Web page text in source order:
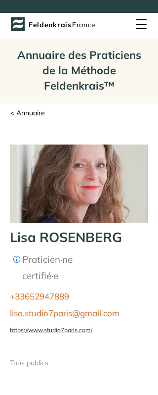
FeldenkraisFrance
Annuaire des Praticiens
de la Méthode
Feldenkrais™
< Annuaire
Lisa ROSENBERG
Praticien·ne
certifié·e
+33652947889
lisa.studio7paris@gmail.com
https://www.studio7paris.com/
Tous publics